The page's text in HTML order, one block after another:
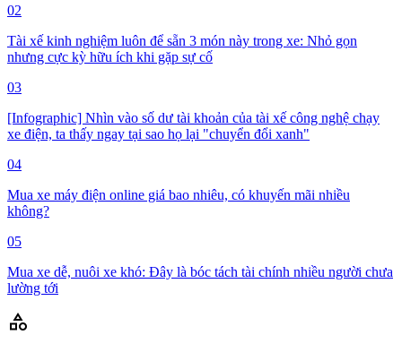
02
Tài xế kinh nghiệm luôn để sẵn 3 món này trong xe: Nhỏ gọn
nhưng cực kỳ hữu ích khi gặp sự cố
03
[Infographic] Nhìn vào số dư tài khoản của tài xế công nghệ chạy
xe điện, ta thấy ngay tại sao họ lại "chuyển đổi xanh"
04
Mua xe máy điện online giá bao nhiêu, có khuyến mãi nhiều
không?
05
Mua xe dễ, nuôi xe khó: Đây là bóc tách tài chính nhiều người chưa
lường tới
category